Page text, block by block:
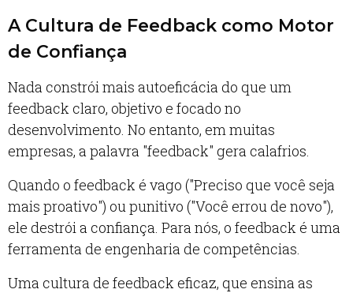
A Cultura de Feedback como Motor
de Confiança
Nada constrói mais autoeficácia do que um
feedback claro, objetivo e focado no
desenvolvimento. No entanto, em muitas
empresas, a palavra "feedback" gera calafrios.
Quando o feedback é vago ("Preciso que você seja
mais proativo") ou punitivo ("Você errou de novo"),
ele destrói a confiança. Para nós, o feedback é uma
ferramenta de engenharia de competências.
Uma cultura de feedback eficaz, que ensina as